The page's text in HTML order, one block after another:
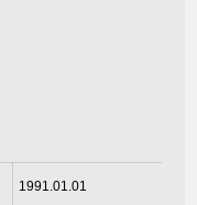
1991.01.01